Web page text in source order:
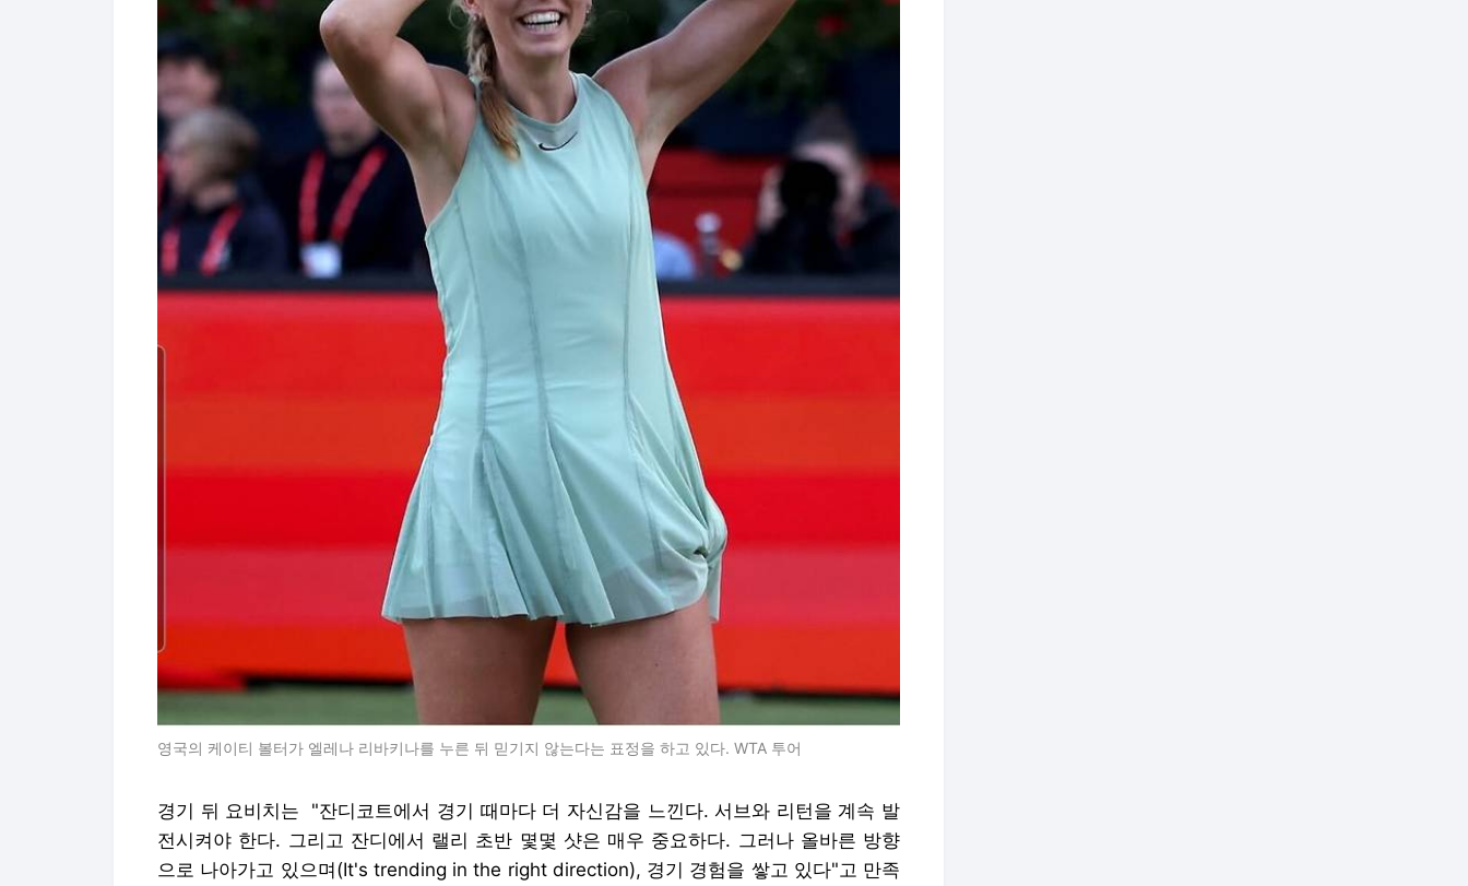
영국의 케이티 볼터가 엘레나 리바키나를 누른 뒤 믿기지 않는다는 표정을 하고 있다. WTA 투어
경기 뒤 요비치는 "잔디코트에서 경기 때마다 더 자신감을 느낀다. 서브와 리턴을 계속 발
전시켜야 한다. 그리고 잔디에서 랠리 초반 몇몇 샷은 매우 중요하다. 그러나 올바른 방향
으로 나아가고 있으며(It's trending in the right direction), 경기 경험을 쌓고 있다"고 만족